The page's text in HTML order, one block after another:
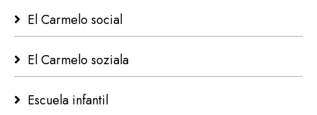
El Carmelo social
El Carmelo soziala
Escuela infantil